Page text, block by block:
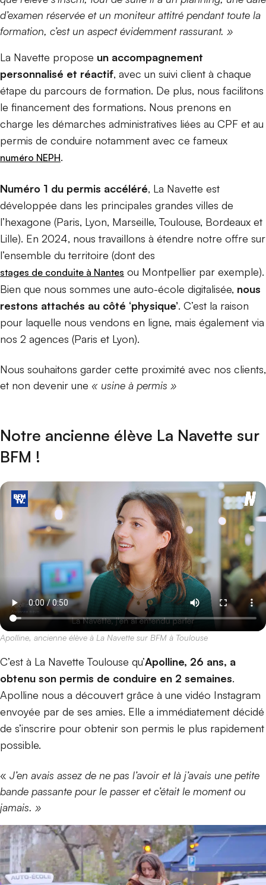
d’examen réservée et un moniteur attitré pendant toute la
formation, c’est un aspect évidemment rassurant. »
La Navette propose un accompagnement
personnalisé et réactif, avec un suivi client à chaque
étape du parcours de formation. De plus, nous facilitons
le financement des formations. Nous prenons en
charge les démarches administratives liées au CPF et au
permis de conduire notamment avec ce fameux
numéro NEPH.
Numéro 1 du permis accéléré, La Navette est
développée dans les principales grandes villes de
l’hexagone (Paris, Lyon, Marseille, Toulouse, Bordeaux et
Lille). En 2024, nous travaillons à étendre notre offre sur
l’ensemble du territoire (dont des
stages de conduite à Nantes ou Montpellier par exemple).
Bien que nous sommes une auto-école digitalisée, nous
restons attachés au côté ‘physique’. C’est la raison
pour laquelle nous vendons en ligne, mais également via
nos 2 agences (Paris et Lyon).
Nous souhaitons garder cette proximité avec nos clients,
et non devenir une « usine à permis »
Notre ancienne élève La Navette sur
BFM !
Apolline, ancienne élève à La Navette sur BFM à Toulouse
C’est à La Navette Toulouse qu’Apolline, 26 ans, a
obtenu son permis de conduire en 2 semaines.
Apolline nous a découvert grâce à une vidéo Instagram
envoyée par de ses amies. Elle a immédiatement décidé
de s’inscrire pour obtenir son permis le plus rapidement
possible.
« J’en avais assez de ne pas l’avoir et là j’avais une petite
bande passante pour le passer et c’était le moment ou
jamais. »